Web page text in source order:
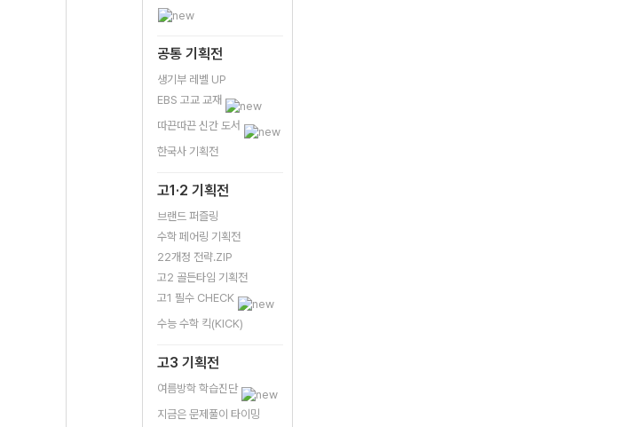
공통 기획전
생기부 레벨 UP
EBS 고교 교재
따끈따끈 신간 도서
한국사 기획전
고1·2 기획전
브랜드 퍼즐링
수학 페어링 기획전
22개정 전략.ZIP
고2 골든타임 기획전
고1 필수 CHECK
수능 수학 킥(KICK)
고3 기획전
여름방학 학습진단
지금은 문제풀이 타이밍